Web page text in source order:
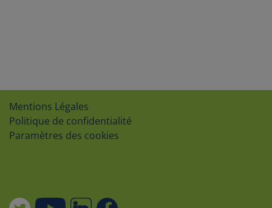
Mentions Légales
Politique de confidentialité
Paramètres des cookies